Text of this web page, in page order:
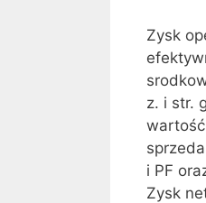
Zysk
z. i str.
i PF
Zysk